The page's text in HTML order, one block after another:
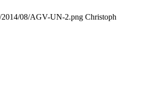
2014/08/AGV-UN-2.png Christoph